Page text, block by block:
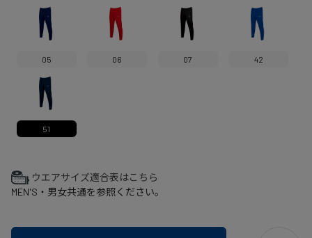
05 06 07 42
51
ウエアサイズ適合表はこちら
MEN'S・男女共通を参照ください。